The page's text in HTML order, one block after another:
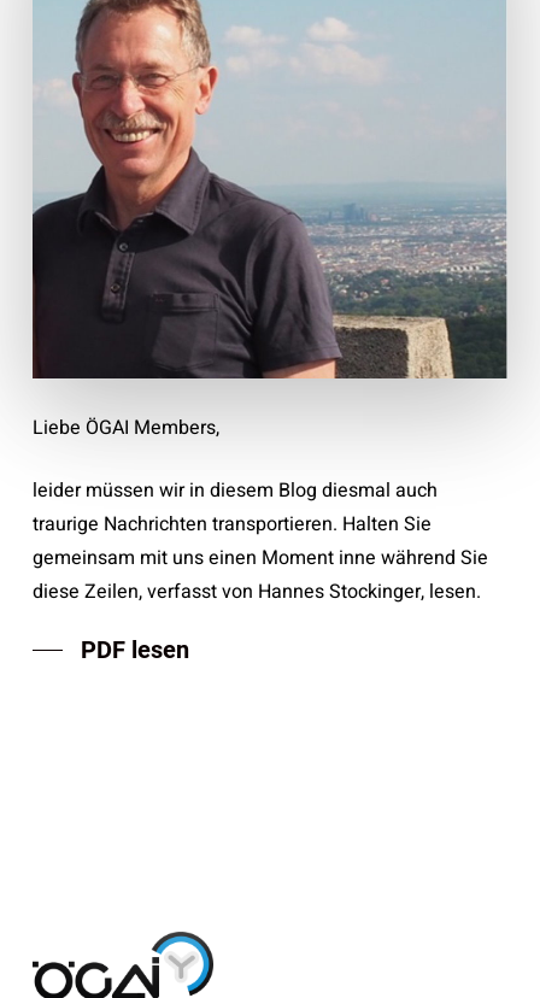
Liebe ÖGAI Members,
leider müssen wir in diesem Blog diesmal auch
traurige Nachrichten transportieren. Halten Sie
gemeinsam mit uns einen Moment inne während Sie
diese Zeilen, verfasst von Hannes Stockinger, lesen.
PDF lesen